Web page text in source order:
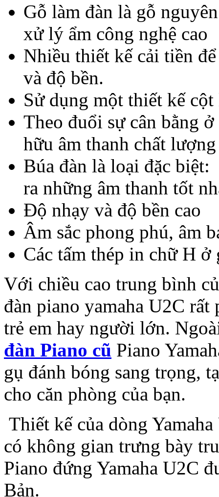
Gỗ làm đàn là gỗ
xử lý ẩm công nghệ cao
Nhiều thiết kế cải tiền
và độ bền.
Sử dụng một thiết kế
Theo đuổi sự cân bằng
hữu âm thanh chất
Búa đàn là loại đặc
ra những âm thanh tốt
Độ nhạy và độ bền cao
Âm sắc phong phú, âm
Các tấm thép in chữ H ở
Với chiều cao trung bình
đàn piano yamaha U2C
trẻ em hay người lớn.
đàn Piano cũ Piano
gụ đánh bóng sang trọng,
cho căn phòng của bạn.
Thiết kế của dòng
có không gian trưng bày
Piano đứng Yamaha U2C
Bản.